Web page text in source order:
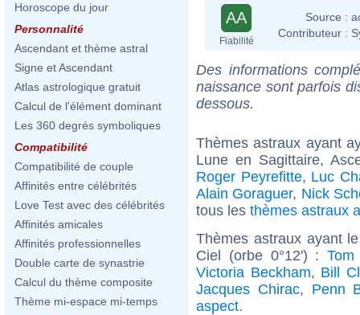
Horoscope du jour
Personnalité
Ascendant et thème astral
Signe et Ascendant
Atlas astrologique gratuit
Calcul de l'élément dominant
Les 360 degrés symboliques
Compatibilité
Compatibilité de couple
Affinités entre célébrités
Love Test avec des célébrités
Affinités amicales
Affinités professionnelles
Double carte de synastrie
Calcul du thème composite
Thème mi-espace mi-temps
AA
Fiabilité
Source :
Contributeur :
Des informations
naissance sont parfois
dessous.
Thèmes astraux ayant
Lune en Sagittaire,
Roger Peyrefitte, Luc
Alain Goraguer, Nick
tous les thèmes astraux
Thèmes astraux ayant
Ciel (orbe 0°12') :
Victoria Beckham, Bill
Jacques Chirac, Penn
aspect.